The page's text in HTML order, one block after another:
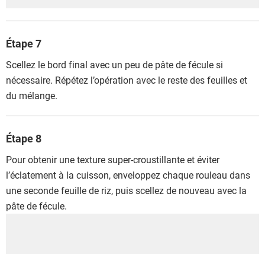
Étape 7
Scellez le bord final avec un peu de pâte de fécule si
nécessaire. Répétez l’opération avec le reste des feuilles et
du mélange.
Étape 8
Pour obtenir une texture super-croustillante et éviter
l’éclatement à la cuisson, enveloppez chaque rouleau dans
une seconde feuille de riz, puis scellez de nouveau avec la
pâte de fécule.